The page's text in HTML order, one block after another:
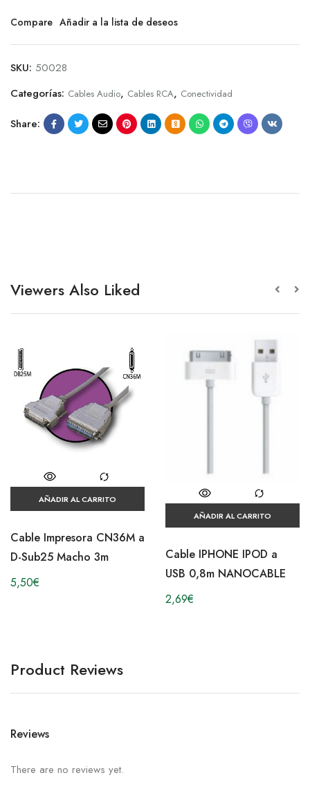
Compare Añadir a la lista de deseos
SKU: 50028
Categorías: Cables Audio, Cables RCA, Conectividad
Share:
Viewers Also Liked
AÑADIR AL CARRITO
Cable Impresora CN36M a
D-Sub25 Macho 3m
5,50€
AÑADIR AL CARRITO
Cable IPHONE IPOD a
USB 0,8m NANOCABLE
2,69€
Product Reviews
Reviews
There are no reviews yet.